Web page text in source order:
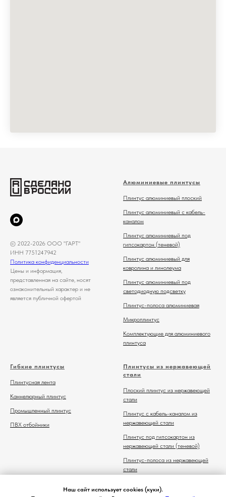
Наш сайт использует cookies (куки).
© 2022-2026 ООО "ГАРТ"
ИНН 7751247942
Политика конфиденциальности
Цены и информация,
представленная на сайте, носят
ознакомительный характер и не
является публичной офертой
Алюминиевые плинтусы
Плинтус алюминиевый плоский
Плинтус алюминиевый с кабель-
каналом
Плинтус алюминиевый под
гипсокартон (теневой)
Плинтус алюминиевый для
ковролина и линолеума
Плинтус алюминиевый под
светодиодную подсветку
Плинтус-полоса алюминиевая
Микроплинтус
Комплектующие для алюминиевого
плинтуса
Гибкие плинтусы
Плинтусная лента
Каннелюрный плинтус
Промышленный плинтус
ПВХ отбойники
Плинтусы из нержавеющей
стали
Плоский плинтус из нержавеющей
стали
Плинтус с кабель-каналом из
нержавеющей стали
Плинтус под гипсокартон из
нержавеющей стали (теневой)
Плинтус-полоса из нержавеющей
стали
нержавеющей стали